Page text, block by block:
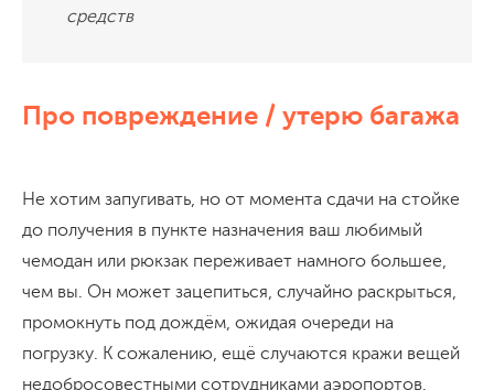
средств
Про повреждение / утерю багажа
Не хотим запугивать, но от момента сдачи на стойке
до получения в пункте назначения ваш любимый
чемодан или рюкзак переживает намного большее,
чем вы. Он может зацепиться, случайно раскрыться,
промокнуть под дождём, ожидая очереди на
погрузку. К сожалению, ещё случаются кражи вещей
недобросовестными сотрудниками аэропортов.